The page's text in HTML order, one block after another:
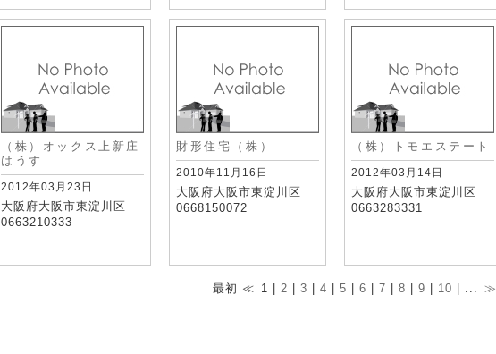
（株）オックス上新庄
はうす
2012年03月23日
大阪府大阪市東淀川区
0663210333
財形住宅（株）
2010年11月16日
大阪府大阪市東淀川区
0668150072
（株）トモエステート
2012年03月14日
大阪府大阪市東淀川区
0663283331
最初 ≪ 1 | 2 3 4 5 6 7 8 9 10 | ... ≫